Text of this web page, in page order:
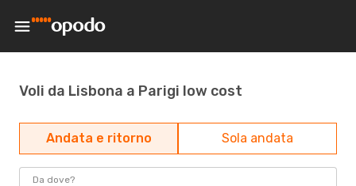
Voli da Lisbona a Parigi low cost
Andata e ritorno Sola andata
Da dove?